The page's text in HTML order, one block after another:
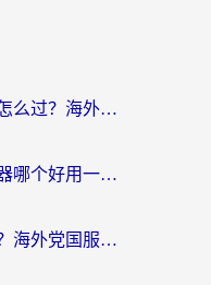
无畏契约海外加速器测评怎么过？海外玩家亲测实用指南（附小众技巧）
在国外决战！平安京加速器哪个好用一点？老玩家亲测番茄加速器全解析
加拿大怎么玩欢乐斗地主？海外党国服游戏加速终极指南（附绝地求生未来之役300英雄实测）